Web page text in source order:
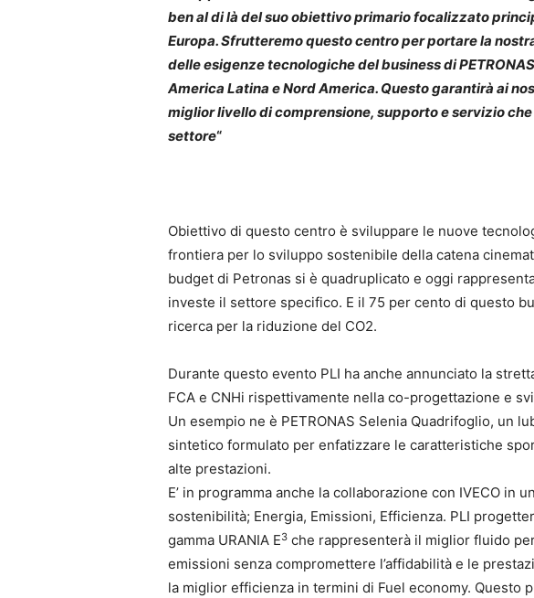
ben al di là del suo obiettivo primario focalizzato
Europa. Sfrutteremo questo centro per portare la
delle esigenze tecnologiche del business di
America Latina e Nord America. Questo garantirà ai
miglior livello di comprensione, supporto e servizio
settore“
Obiettivo di questo centro è sviluppare le nuove
frontiera per lo sviluppo sostenibile della catena
budget di Petronas si è quadruplicato e oggi
investe il settore specifico. E il 75 per cento di questo
ricerca per la riduzione del CO2.
Durante questo evento PLI ha anche annunciato la
FCA e CNHi rispettivamente nella co-progettazione e
Un esempio ne è PETRONAS Selenia Quadrifoglio, un
sintetico formulato per enfatizzare le caratteristiche
alte prestazioni.
E’ in programma anche la collaborazione con IVECO in
sostenibilità; Energia, Emissioni, Efficienza. PLI
gamma URANIA E3 che rappresenterà il miglior fluido
emissioni senza compromettere l’affidabilità e le
la miglior efficienza in termini di Fuel economy. Questo